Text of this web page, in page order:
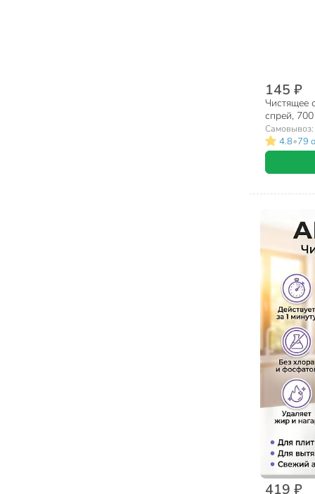
145 ₽
Чистящее
спрей,
Самовывоз:
4.8•79
419 ₽